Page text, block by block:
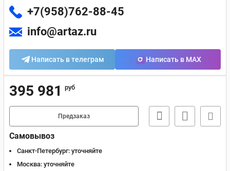
+7(958)762-88-45
info@artaz.ru
Написать в телеграм Написать в MAX
395 981 руб
Предзаказ
Самовывоз
Санкт-Петербург: уточняйте
Москва: уточняйте